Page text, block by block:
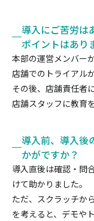
導入にご苦労は
ポイントはあり
本部の運営メンバー
店舗でのトライアル
その後、店舗責任者
店舗スタッフに教育
導入前、導入後
かがですか？
導入直後は確認・問
けて助かりました。
ただ、スクラッチか
を考えると、デモや